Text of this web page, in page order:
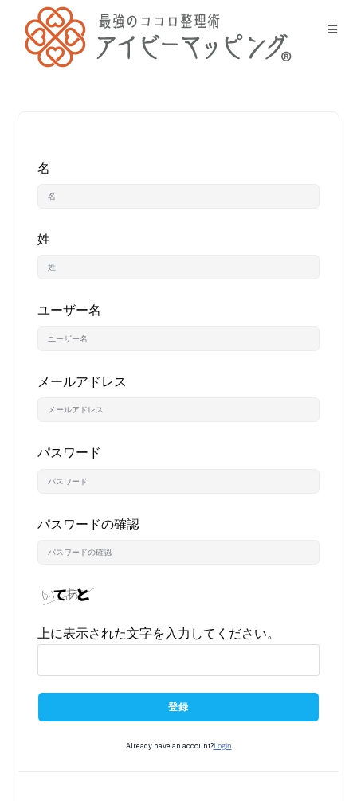
名
姓
ユーザー名
メールアドレス
パスワード
パスワードの確認
上に表示された文字を入力してください。
登録
Already have an account?Login